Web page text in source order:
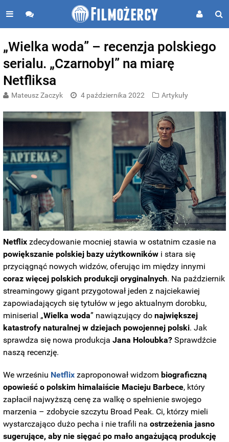
„Wielka woda” – recenzja polskiego
serialu. „Czarnobyl” na miarę
Netfliksa
Mateusz Zaczyk 4 października 2022 Artykuły
Netflix zdecydowanie mocniej stawia w ostatnim czasie na
powiększanie polskiej bazy użytkowników i stara się
przyciągnąć nowych widzów, oferując im między innymi
coraz więcej polskich produkcji oryginalnych. Na październik
streamingowy gigant przygotował jeden z najciekawiej
zapowiadających się tytułów w jego aktualnym dorobku,
miniserial „Wielka woda” nawiązujący donajwiększej
katastrofy naturalnej w dziejach powojennej polski. Jak
sprawdza się nowa produkcjaJana Holoubka? Sprawdźcie
naszą recenzję.
We wrześniu Netflix zaproponował widzom biograficzną
opowieść o polskim himalaiście Macieju Barbece, który
zapłacił najwyższą cenę za walkę o spełnienie swojego
marzenia – zdobycie szczytu Broad Peak. Ci, którzy mieli
wystarczająco dużo pecha i nie trafili naostrzeżenia jasno
sugerujące, aby nie sięgać po mało angażującą produkcję